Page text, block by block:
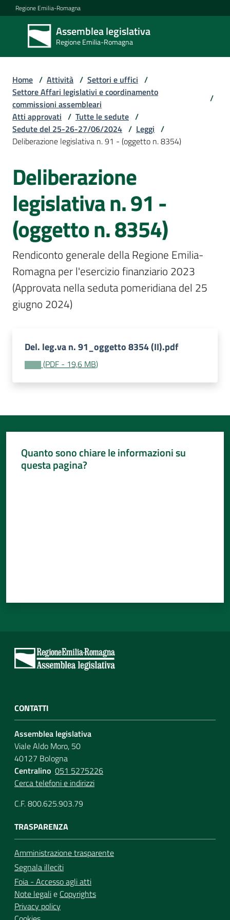
Vai al contenuto
Vai alla navigazione
Vai al footer
Regione Emilia-Romagna
Assemblea legislativa
Regione Emilia-Romagna
Assemblea
legislativa
Regione Emilia-
Assemblea
Per
media
Per
i
cittadini
Home / Attività / Settori e uffici /
Settore Affari legislativi e coordinamento
commissioni assembleari
/
Atti approvati / Tutte le sedute /
Sedute del 25-26-27/06/2024 / Leggi /
Deliberazione legislativa n. 91 - (oggetto n. 8354)
Deliberazione
legislativa n. 91 -
(oggetto n. 8354)
Rendiconto generale della Regione Emilia-
Romagna per l'esercizio finanziario 2023
(Approvata nella seduta pomeridiana del 25
giugno 2024)
Del. leg.va n. 91_oggetto 8354 (II).pdf
(PDF - 19,6 MB)
Quanto sono chiare le informazioni su
questa pagina?
CONTATTI
Assemblea legislativa
Viale Aldo Moro, 50
40127 Bologna
Centralino 051 5275226
Cerca telefoni e indirizzi
C.F. 800.625.903.79
TRASPARENZA
Amministrazione trasparente
Segnala illeciti
Foia - Accesso agli atti
Note legalie Copyrights
Privacy policy